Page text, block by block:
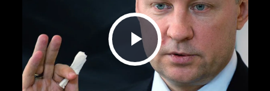
Play Video